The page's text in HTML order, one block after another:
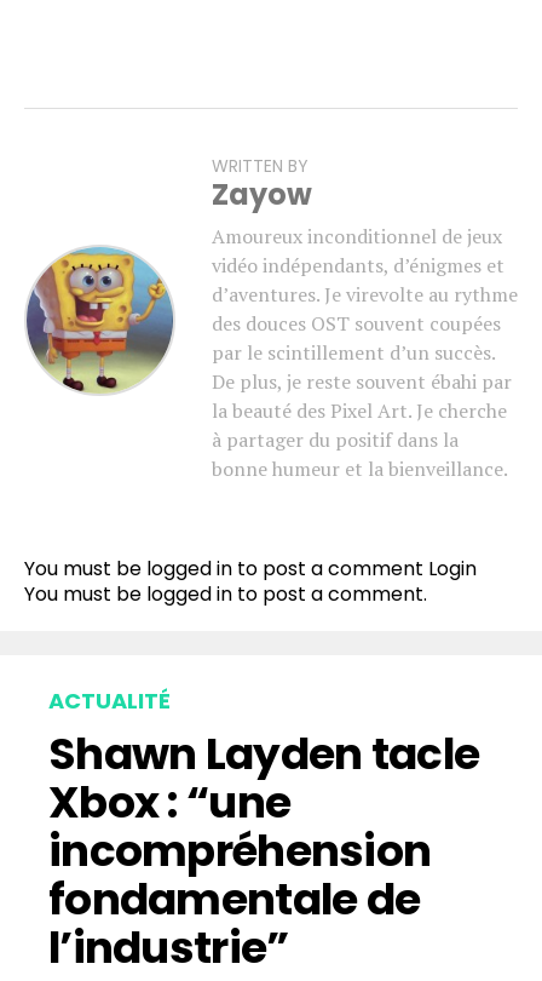
WRITTEN BY
Zayow
Amoureux inconditionnel de jeux
vidéo indépendants, d’énigmes et
d’aventures. Je virevolte au rythme
des douces OST souvent coupées
par le scintillement d’un succès.
De plus, je reste souvent ébahi par
la beauté des Pixel Art. Je cherche
à partager du positif dans la
bonne humeur et la bienveillance.
You must be logged in to post a comment Login
You must be logged in to post a comment.
ACTUALITÉ
Shawn Layden tacle
Xbox : “une
incompréhension
fondamentale de
l’industrie”